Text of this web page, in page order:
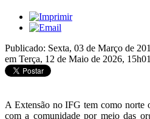
Publicado: Sexta, 03 de Março de
em Terça, 12 de Maio de 2026, 15h01
A Extensão no IFG tem como norte
com a comunidade por meio das